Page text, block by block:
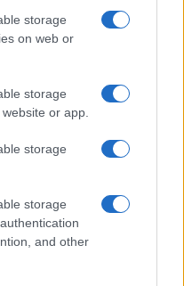
storage
on web or
storage
or app.
storage
storage
and other
$73.33
$0.189